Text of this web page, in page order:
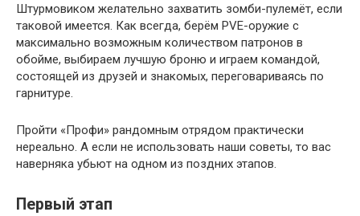
Штурмовиком желательно захватить зомби-пулемёт, если
таковой имеется. Как всегда, берём PVE-оружие с
максимально возможным количеством патронов в
обойме, выбираем лучшую броню и играем командой,
состоящей из друзей и знакомых, переговариваясь по
гарнитуре.
Пройти «Профи» рандомным отрядом практически
нереально. А если не использовать наши советы, то вас
наверняка убьют на одном из поздних этапов.
Первый этап